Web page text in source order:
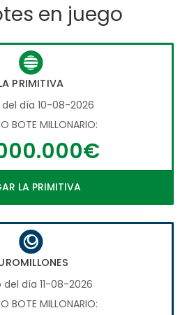
en juego
PRIMITIVA
día 10-08-2026
BOTE MILLONARIO:
LA PRIMITIVA
del día 11-08-2026
BOTE MILLONARIO: